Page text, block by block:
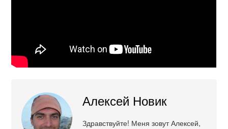
Алексей Новик
Здравствуйте! Меня зовут Алексей,